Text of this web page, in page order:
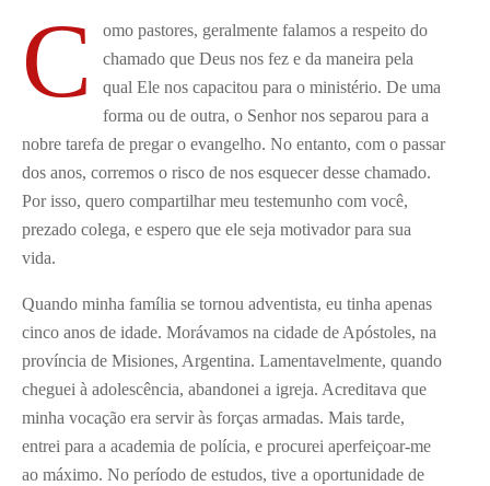
C
omo pastores, geralmente falamos a respeito do
chamado que Deus nos fez e da maneira pela
qual Ele nos capacitou para o ministério. De uma
forma ou de outra, o Senhor nos separou para a
nobre tarefa de pregar o evangelho. No entanto, com o passar
dos anos, corremos o risco de nos esquecer desse chamado.
Por isso, quero compartilhar meu testemunho com você,
prezado colega, e espero que ele seja motivador para sua
vida.
Quando minha família se tornou adventista, eu tinha apenas
cinco anos de idade. Morávamos na cidade de Apóstoles, na
província de Misiones, Argentina. Lamentavelmente, quando
cheguei à adolescência, abandonei a igreja. Acreditava que
minha vocação era servir às forças armadas. Mais tarde,
entrei para a academia de polícia, e procurei aperfeiçoar-me
ao máximo. No período de estudos, tive a oportunidade de